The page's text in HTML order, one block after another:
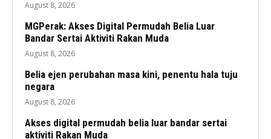
August 8, 2026
MGPerak: Akses Digital Permudah Belia Luar
Bandar Sertai Aktiviti Rakan Muda
August 8, 2026
Belia ejen perubahan masa kini, penentu hala tuju
negara
August 8, 2026
Akses digital permudah belia luar bandar sertai
aktiviti Rakan Muda